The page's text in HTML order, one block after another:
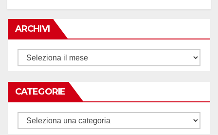
ARCHIVI
Archivi
CATEGORIE
Categorie